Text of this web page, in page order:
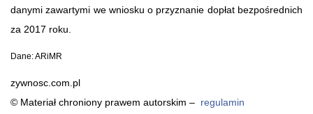
danymi zawartymi we wniosku o przyznanie dopłat bezpośrednich
za 2017 roku.
Dane: ARiMR
zywnosc.com.pl
© Materiał chroniony prawem autorskim – regulamin